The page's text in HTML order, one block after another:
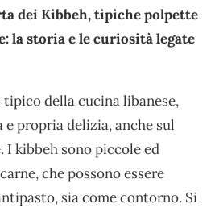
dei Kibbeh, tipiche polpette
la storia e le curiosità legate
della cucina libanese,
propria delizia, anche sul
I kibbeh sono piccole ed
che possono essere
sia come contorno. Si